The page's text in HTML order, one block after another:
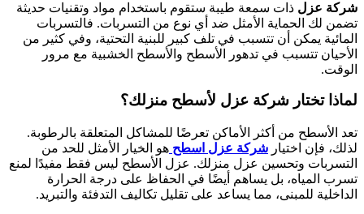
شركة عزل ذات سمعة طيبة ستقوم باستخدام مواد وتقنيات حديثة
تضمن لك الحماية الأمثل ضد أي نوع من التسربات. فالتسربات
المائية يمكن أن تتسبب في تلف كبير للبنية التحتية، وفي كثير من
الأحيان تتسبب في تدهور الأسطح والأسطح الخشبية مع مرور
الوقت.
لماذا تختار شركة عزل لأسطح منزلك؟
تعد الأسطح من أكثر الأماكن تعرضًا للمشاكل المتعلقة بالرطوبة.
لذلك، فإن اختيار شركة عزل اسطح هو الخيار الأمثل للحد من
التسربات وتحسين عزل منزلك. عزل الأسطح ليس فقط مفيدًا لمنع
تسرب المياه، بل يساهم أيضًا في الحفاظ على درجة الحرارة
الداخلية للمبنى، مما يساعد على تقليل تكاليف التدفئة والتبريد.